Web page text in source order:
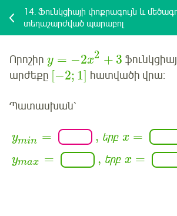
14. Ֆունկցիայի փոքրագույն և
տեղաշարժված պարաբոլ
Որոշիր y = −2x2 + 3
արժեքը [−2; 1] հատվածի վրա:
Պատասխան՝
ymin = , երբ x =
ymax = , երբ x =